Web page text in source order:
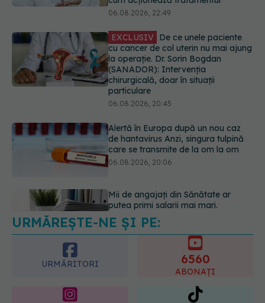
(SANADOR): Intervenția
particulare
06.08.2026, 20:45
Alertă în Europa după un nou caz
de hantavirus Anzi, singura tulpină
care se transmite de la om la om
06.08.2026, 20:06
Mii de angajați din Sănătate ar
putea primi salarii mai mari.
Alergia la ambrozie: 4 lucruri
esențiale despre simptome,
prevenție și tratament, explicate de
dr. Tudor Ciuhodaru
URMĂREȘTE-NE ȘI PE:
URMĂRITORI 6560
ABONAȚI
365
URMĂRITORI
1401
URMĂRITORI